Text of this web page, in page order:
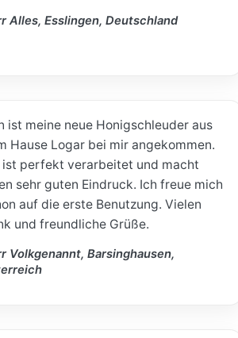
Alles, Esslingen, Deutschland
ist meine neue Honigschleuder aus
Hause Logar bei mir angekommen.
ist perfekt verarbeitet und macht
sehr guten Eindruck. Ich freue mich
auf die erste Benutzung. Vielen
und freundliche Grüße.
Volkgenannt, Barsinghausen,